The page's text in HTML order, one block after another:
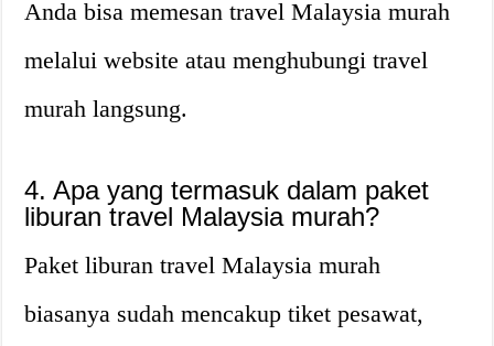
Anda bisa memesan travel Malaysia murah
melalui website atau menghubungi travel
murah langsung.
4. Apa yang termasuk dalam paket
liburan travel Malaysia murah?
Paket liburan travel Malaysia murah
biasanya sudah mencakup tiket pesawat,